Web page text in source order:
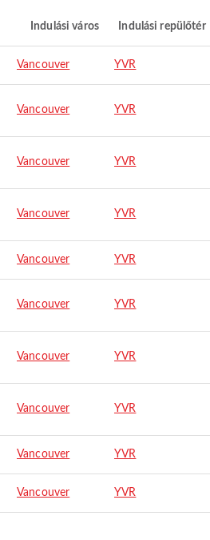
Indulási város Indulási repülőtér
Vancouver YVR
Vancouver YVR
Vancouver YVR
Vancouver YVR
Vancouver YVR
Vancouver YVR
Vancouver YVR
Vancouver YVR
Vancouver YVR
Vancouver YVR